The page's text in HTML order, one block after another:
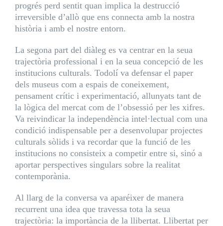
progrés perd sentit quan implica la destrucció
irreversible d’allò que ens connecta amb la nostra
història i amb el nostre entorn.
La segona part del diàleg es va centrar en la seua
trajectòria professional i en la seua concepció de les
institucions culturals. Todolí va defensar el paper
dels museus com a espais de coneixement,
pensament crític i experimentació, allunyats tant de
la lògica del mercat com de l’obsessió per les xifres.
Va reivindicar la independència intel·lectual com una
condició indispensable per a desenvolupar projectes
culturals sòlids i va recordar que la funció de les
institucions no consisteix a competir entre si, sinó a
aportar perspectives singulars sobre la realitat
contemporània.
Al llarg de la conversa va aparéixer de manera
recurrent una idea que travessa tota la seua
trajectòria: la importància de la llibertat. Llibertat per